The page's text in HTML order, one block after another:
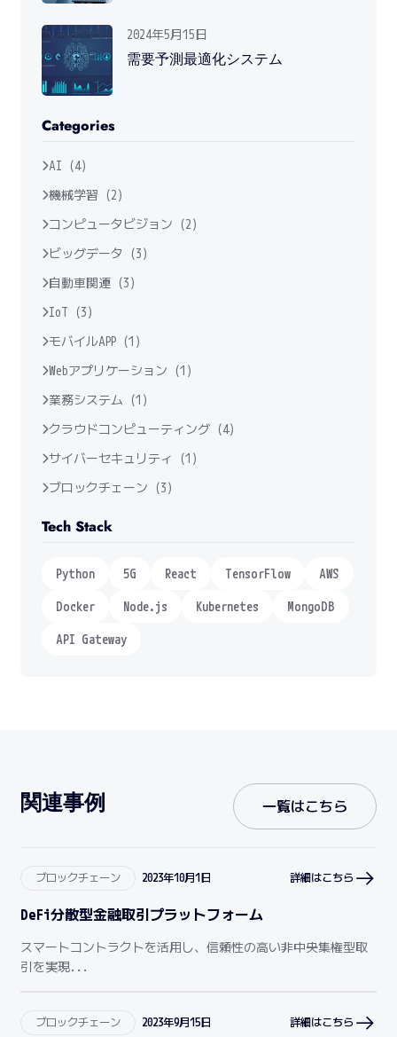
2024年5月15日
需要予測最適化システム
Categories
AI (4)
機械学習 (2)
コンピュータビジョン (2)
ビッグデータ (3)
自動車関連 (3)
IoT (3)
モバイルAPP (1)
Webアプリケーション (1)
業務システム (1)
クラウドコンピューティング (4)
サイバーセキュリティ (1)
ブロックチェーン (3)
Tech Stack
Python 5G React TensorFlow AWS
Docker Node.js Kubernetes MongoDB
API Gateway
関連事例 一覧はこちら
ブロックチェーン 2023年10月1日 詳細はこちら
DeFi分散型金融取引プラットフォーム
スマートコントラクトを活用し、信頼性の高い非中央集権型取
引を実現...
ブロックチェーン 2023年9月15日 詳細はこちら